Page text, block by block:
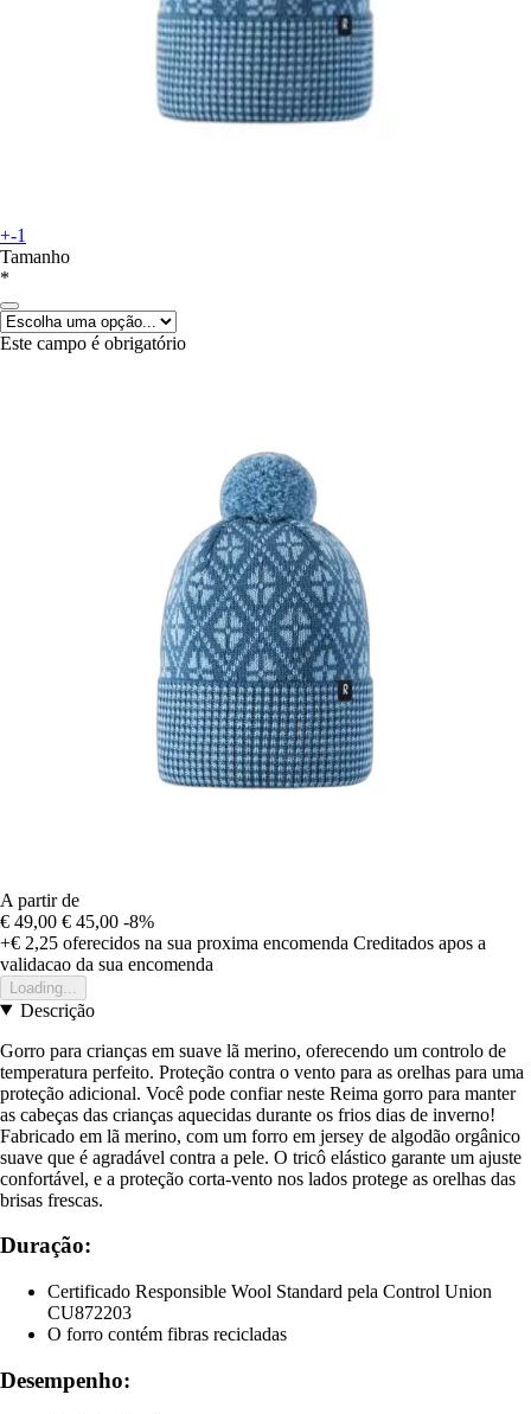
+-1
Tamanho
*
Este campo é obrigatório
A partir de
€ 49,00 € 45,00 -8%
+€ 2,25 oferecidos na sua proxima encomenda Creditados apos a
validacao da sua encomenda
Loading...
Descrição
Gorro para crianças em suave lã merino, oferecendo um controlo de
temperatura perfeito. Proteção contra o vento para as orelhas para uma
proteção adicional. Você pode confiar neste Reima gorro para manter
as cabeças das crianças aquecidas durante os frios dias de inverno!
Fabricado em lã merino, com um forro em jersey de algodão orgânico
suave que é agradável contra a pele. O tricô elástico garante um ajuste
confortável, e a proteção corta-vento nos lados protege as orelhas das
brisas frescas.
Duração:
Certificado Responsible Wool Standard pela Control Union
CU872203
O forro contém fibras recicladas
Desempenho: